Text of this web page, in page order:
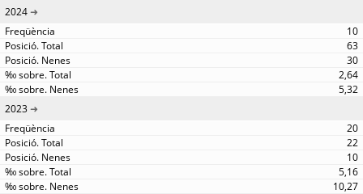
2024
10
63
30
2,64
5,32
2023
20
22
10
5,16
10,27